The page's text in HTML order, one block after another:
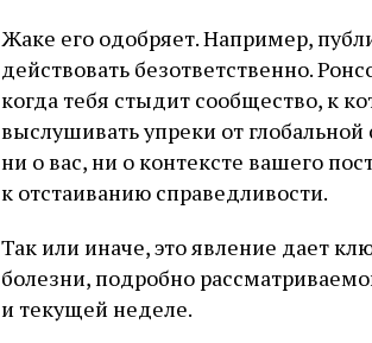
Жаке его одобряет. Например,
действовать безответственно.
когда тебя стыдит сообщество, к
выслушивать упреки от
ни о вас, ни о контексте вашего
к отстаиванию справедливости.
Так или иначе, это явление дает
болезни, подробно
и текущей неделе.